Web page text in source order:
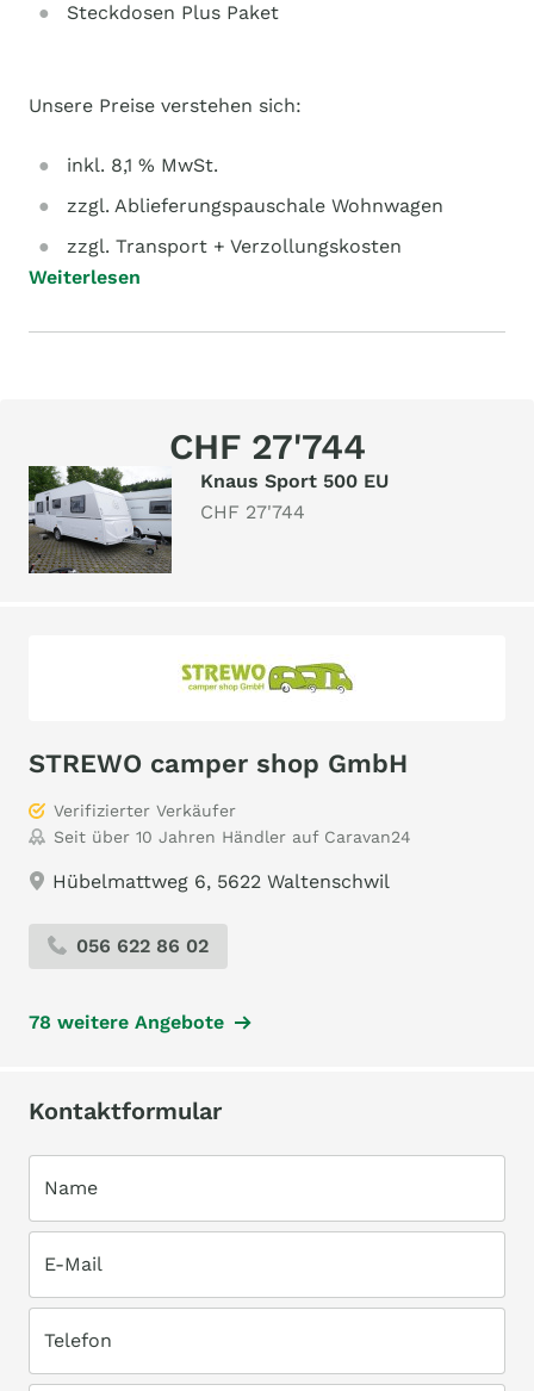
Steckdosen Plus Paket
Unsere Preise verstehen sich:
inkl. 8,1 % MwSt.
zzgl. Ablieferungspauschale Wohnwagen
zzgl. Transport + Verzollungskosten
Weiterlesen
CHF 27'744
Knaus Sport 500 EU
CHF 27'744
STREWO camper shop GmbH
Verifizierter Verkäufer
Seit über 10 Jahren Händler auf Caravan24
Hübelmattweg 6, 5622 Waltenschwil
056 622 86 02
78 weitere Angebote
Kontaktformular
Name
E-Mail
Telefon